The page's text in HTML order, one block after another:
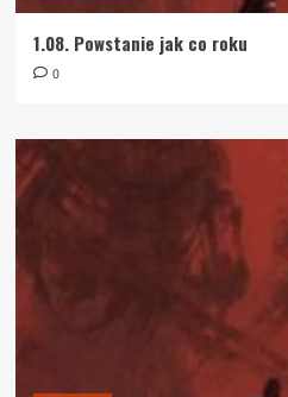
1.08. Powstanie jak co roku
0